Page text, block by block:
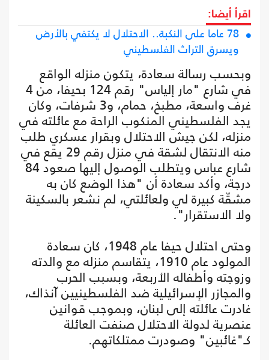
اقرأ أيضا:
78 عاما على النكبة.. الاحتلال لا يكتفي بالأرض
ويسرق التراث الفلسطيني
وبحسب رسالة سعادة، يتكون منزله الواقع
في شارع "مار إلياس" رقم 124 بحيفا، من 4
غرف واسعة، مطبخ، حمام، و3 شرفات، وكان
يجد الفلسطيني المنكوب الراحة مع عائلته في
منزله، لكن جيش الاحتلال وبقرار عسكري طلب
منه الانتقال لشقة في منزل رقم 29 يقع في
شارع عباس ويتطلب الوصول إليها صعود 84
درجة، وأكد سعادة أن "هذا الوضع كان به
مشقّة كبيرة لي ولعائلتي، لم نشعر بالسكينة
ولا الاستقرار".
وحتى احتلال حيفا عام 1948، كان سعادة
المولود عام 1910، يتقاسم منزله مع والدته
وزوجته وأطفاله الأربعة، وبسبب الحرب
والمجازر الإسرائيلية ضد الفلسطينيين آنذاك،
غادرت عائلته إلى لبنان، وبموجب قوانين
عنصرية لدولة الاحتلال صنفت العائلة
كـ"غائبين" وصودرت ممتلكاتهم.